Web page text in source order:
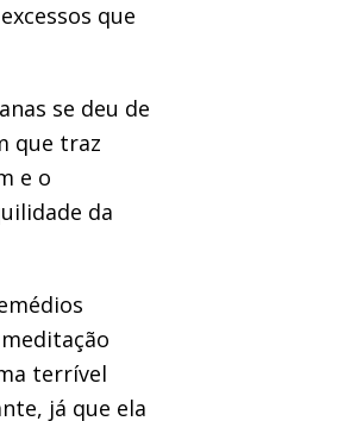
que
se deu de
que traz
e o
da
terrível
já que ela